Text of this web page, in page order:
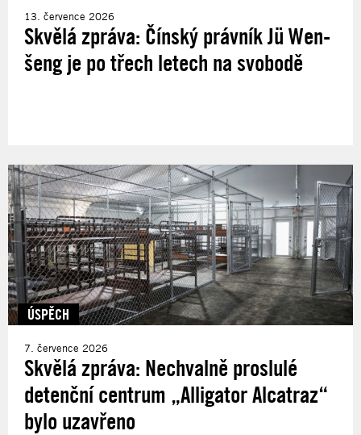
13. července 2026
Skvělá zpráva: Čínský právník Jü Wen-
šeng je po třech letech na svobodě
ÚSPĚCH
7. července 2026
Skvělá zpráva: Nechvalně proslulé
detenční centrum „Alligator Alcatraz“
bylo uzavřeno